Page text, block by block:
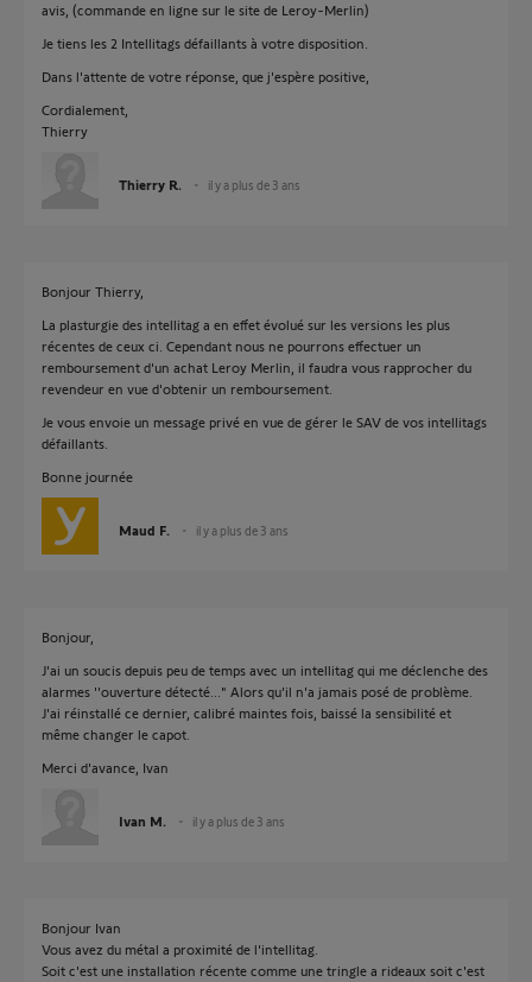
avis, (commande en ligne sur le site de Leroy-Merlin)
Je tiens les 2 Intellitags défaillants à votre disposition.
Dans l'attente de votre réponse, que j'espère positive,
Cordialement,
Thierry
Thierry R. il y a plus de 3 ans
Bonjour Thierry,
La plasturgie des intellitag a en effet évolué sur les versions les plus
récentes de ceux ci. Cependant nous ne pourrons effectuer un
remboursement d'un achat Leroy Merlin, il faudra vous rapprocher du
revendeur en vue d'obtenir un remboursement.
Je vous envoie un message privé en vue de gérer le SAV de vos intellitags
défaillants.
Bonne journée
Maud F. il y a plus de 3 ans
Bonjour,
J'ai un soucis depuis peu de temps avec un intellitag qui me déclenche des
alarmes ''ouverture détecté..." Alors qu'il n'a jamais posé de problème.
J'ai réinstallé ce dernier, calibré maintes fois, baissé la sensibilité et
même changer le capot.
Merci d'avance, Ivan
Ivan M. il y a plus de 3 ans
Bonjour Ivan
Vous avez du métal a proximité de l'intellitag.
Soit c'est une installation récente comme une tringle a rideaux soit c'est